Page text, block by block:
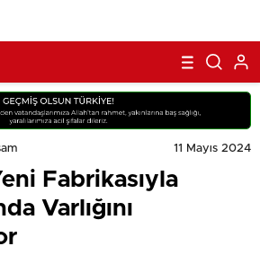
11 Mayıs 2024
Fabrikasıyla
Varlığını